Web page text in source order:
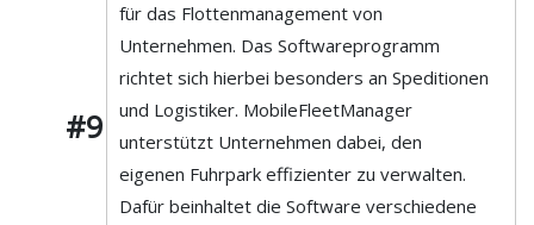
#9
für das Flottenmanagement von
Unternehmen. Das Softwareprogramm
richtet sich hierbei besonders an Speditionen
und Logistiker. MobileFleetManager
unterstützt Unternehmen dabei, den
eigenen Fuhrpark effizienter zu verwalten.
Dafür beinhaltet die Software verschiedene